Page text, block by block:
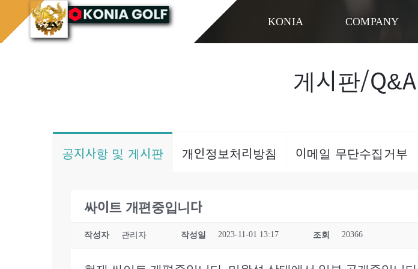
텐
KONIA COMPANY
홈으로 게시판/Q&A
게시판/
공지사항 및 게시판 개인정보처리방침 이메일 무단수집거부
싸이트 개편중입니다
작성자 관리자 작성일 2023-11-01 13:17 조회 20366